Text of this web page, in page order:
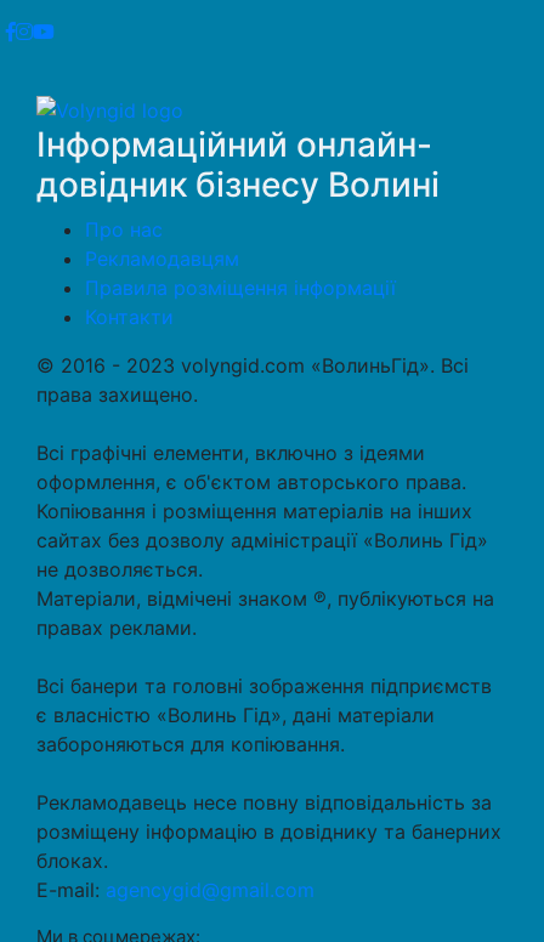
Інформаційний онлайн-
довідник бізнесу Волині
Про нас
Рекламодавцям
Правила розміщення інформації
Контакти
© 2016 - 2023 volyngid.com «ВолиньГід». Всі
права захищено.
Всі графічні елементи, включно з ідеями
оформлення, є об'єктом авторського права.
Копіювання і розміщення матеріалів на інших
сайтах без дозволу адміністрації «Волинь Гід»
не дозволяється.
Матеріали, відмічені знаком ℗, публікуються на
правах реклами.
Всі банери та головні зображення підприємств
є власністю «Волинь Гід», дані матеріали
забороняються для копіювання.
Рекламодавець несе повну відповідальність за
розміщену інформацію в довіднику та банерних
блоках.
E-mail: agencygid@gmail.com
Ми в соцмережах: